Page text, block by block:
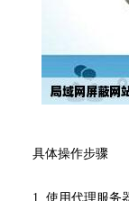
具体操作步骤
1. 使用代理服务